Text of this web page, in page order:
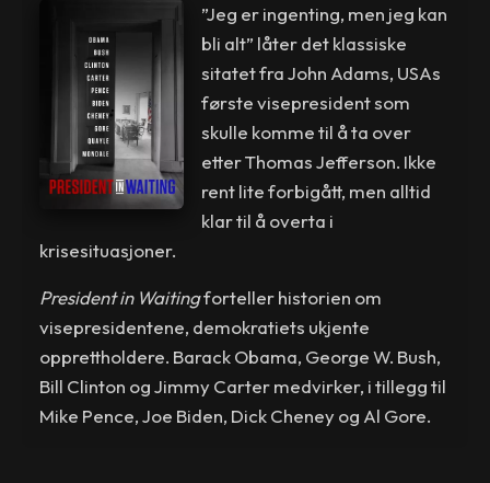
”Jeg er ingenting, men jeg kan
bli alt” låter det klassiske
sitatet fra John Adams, USAs
første visepresident som
skulle komme til å ta over
etter Thomas Jefferson. Ikke
rent lite forbigått, men alltid
klar til å overta i
krisesituasjoner.
President in Waitingforteller historien om
visepresidentene, demokratiets ukjente
opprettholdere. Barack Obama, George W. Bush,
Bill Clinton og Jimmy Carter medvirker, i tillegg til
Mike Pence, Joe Biden, Dick Cheney og Al Gore.